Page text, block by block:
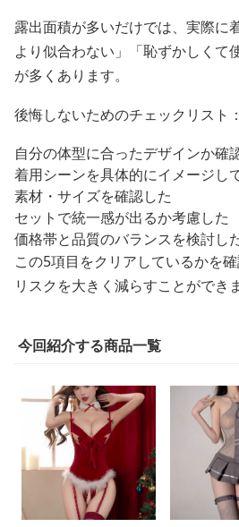
露出面積が多いだけでは、実際に
より似合わない」「恥ずかしくて
が多くあります。
後悔しないためのチェックリスト：
自分の体型に合ったデザインか確
着用シーンを具体的にイメージし
素材・サイズを確認した
セットで統一感が出るか考慮した
価格帯と品質のバランスを検討し
この5項目をクリアしているかを
リスクを大きく減らすことができま
今回紹介する商品一覧